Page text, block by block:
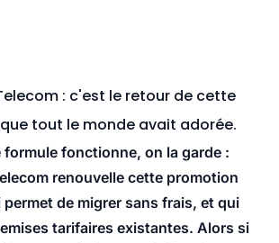
: c'est le retour de cette
tout le monde avait adorée.
formule fonctionne, on la garde :
renouvelle cette promotion
de migrer sans frais, et qui
tarifaires existantes. Alors si